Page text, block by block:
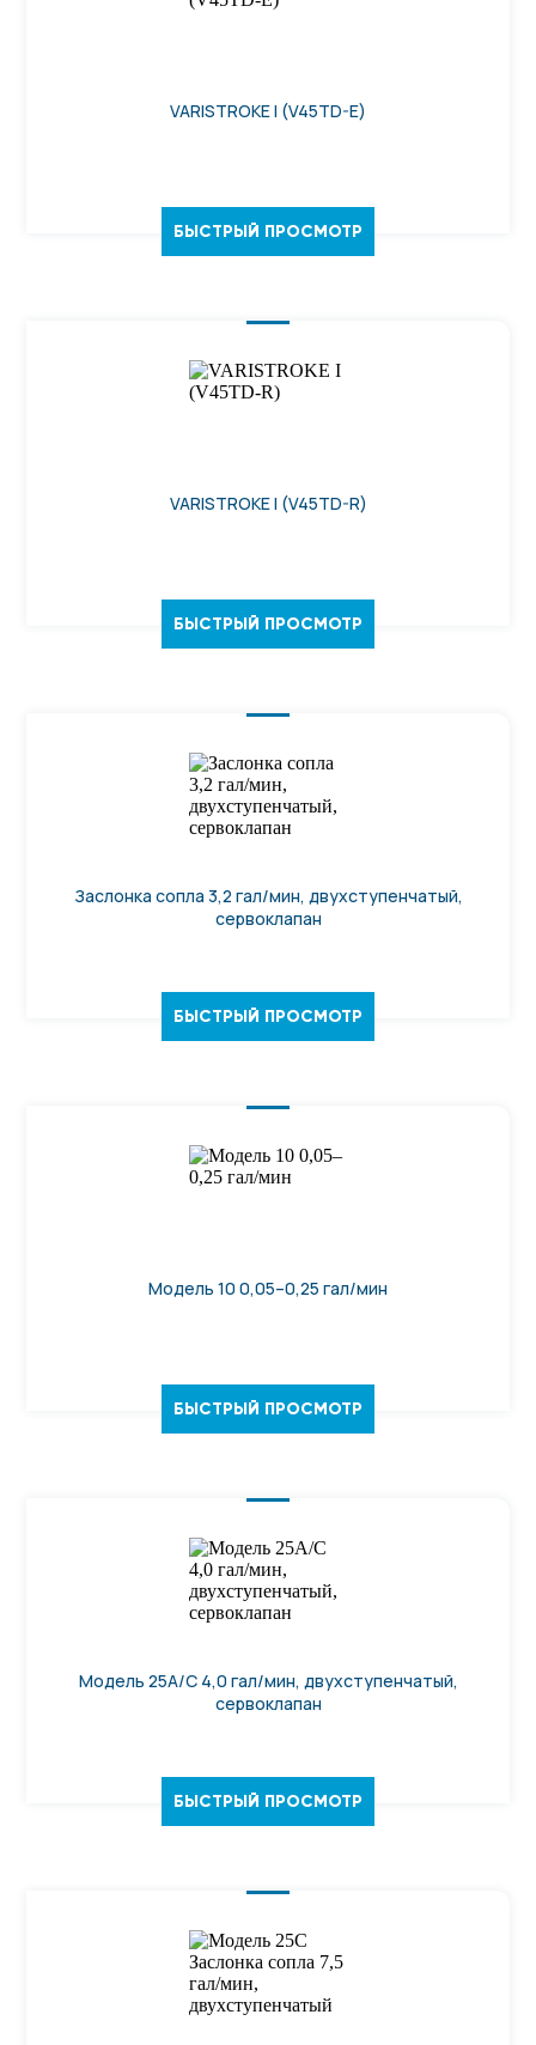
VARISTROKE I (V45TD-E)
БЫСТРЫЙ ПРОСМОТР
VARISTROKE I (V45TD-R)
БЫСТРЫЙ ПРОСМОТР
Заслонка сопла 3,2 гал/мин, двухступенчатый,
сервоклапан
БЫСТРЫЙ ПРОСМОТР
Модель 10 0,05–0,25 гал/мин
БЫСТРЫЙ ПРОСМОТР
Модель 25А/С 4,0 гал/мин, двухступенчатый,
сервоклапан
БЫСТРЫЙ ПРОСМОТР